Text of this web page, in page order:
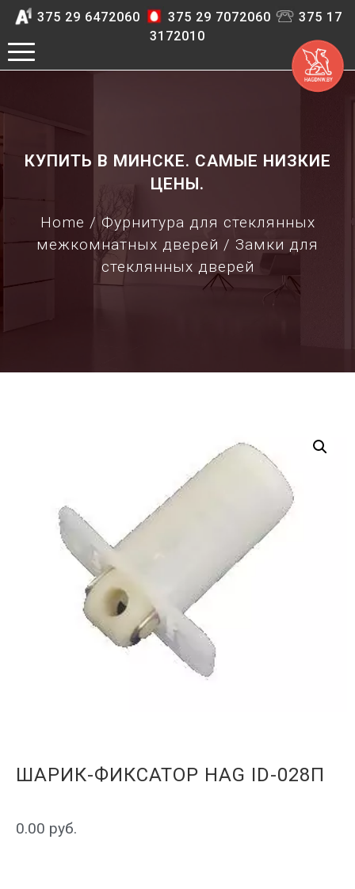
375 29 6472060 375 29 7072060
375 17
3172010
КУПИТЬ В МИНСКЕ. САМЫЕ НИЗКИЕ
ЦЕНЫ.
Home /Фурнитура для стеклянных
межкомнатных дверей / Замки для
стеклянных дверей
ШАРИК-ФИКСАТОР HAG ID-028П
0.00 руб.